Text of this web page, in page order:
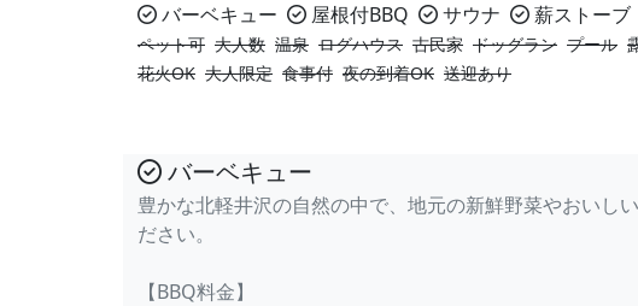
バーベキュー 屋根付BBQ サウナ 薪ストーブ
ペット可 大人数 温泉 ログハウス 古民家 ドッグラン プール
花火OK 大人限定 食事付 夜の到着OK 送迎あり
バーベキュー
豊かな北軽井沢の自然の中で、地元の新鮮野菜やおいし
ださい。
【BBQ料金】